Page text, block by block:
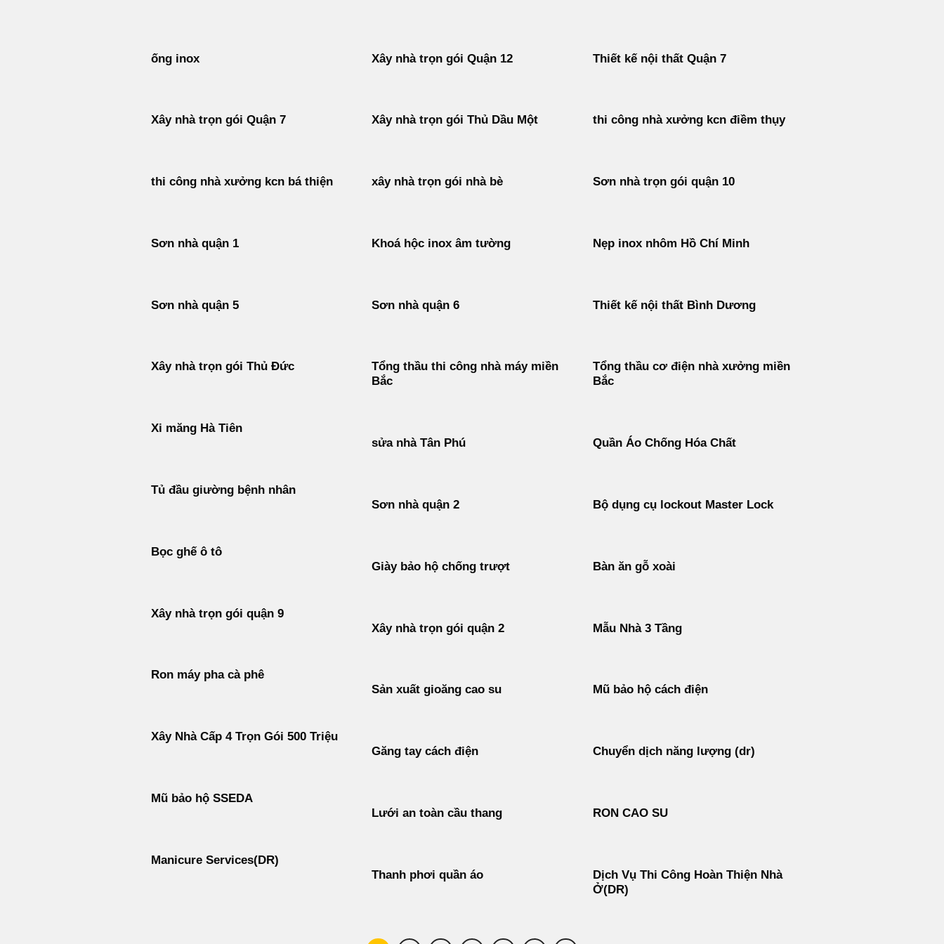
ống inox Xây nhà trọn gói Quận 12 Thiết kế nội thất Quận 7
Xây nhà trọn gói Quận 7 Xây nhà trọn gói Thủ Dầu Một thi công nhà xưởng kcn điềm thụy
thi công nhà xưởng kcn bá thiện xây nhà trọn gói nhà bè Sơn nhà trọn gói quận 10
Sơn nhà quận 1 Khoá hộc inox âm tường Nẹp inox nhôm Hồ Chí Minh
Sơn nhà quận 5 Sơn nhà quận 6 Thiết kế nội thất Bình Dương
Xây nhà trọn gói Thủ Đức
Tổng thầu thi công nhà máy miền
Bắc
Tổng thầu cơ điện nhà xưởng miền
Bắc
Xi măng Hà Tiên
sửa nhà Tân Phú
Quần Áo Chống Hóa Chất
Tủ đầu giường bệnh nhân
Sơn nhà quận 2
Bộ dụng cụ lockout Master Lock
Bọc ghế ô tô
Giày bảo hộ chống trượt
Bàn ăn gỗ xoài
Xây nhà trọn gói quận 9
Xây nhà trọn gói quận 2
Mẫu Nhà 3 Tầng
Ron máy pha cà phê
Sản xuất gioăng cao su
Mũ bảo hộ cách điện
Xây Nhà Cấp 4 Trọn Gói 500 Triệu
Găng tay cách điện
Chuyển dịch năng lượng (dr)
Mũ bảo hộ SSEDA
Lưới an toàn cầu thang
RON CAO SU
Manicure Services(DR)
Thanh phơi quần áo
Dịch Vụ Thi Công Hoàn Thiện Nhà
Ở(DR)